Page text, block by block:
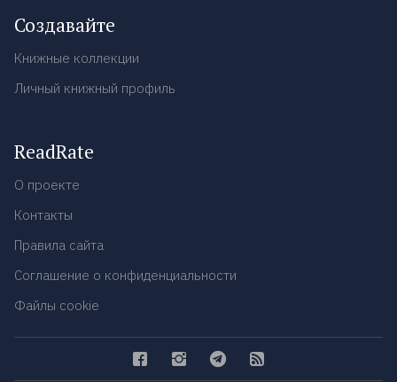
Создавайте
Книжные коллекции
Личный книжный профиль
ReadRate
О проекте
Контакты
Правила сайта
Соглашение о конфиденциальности
Файлы cookie